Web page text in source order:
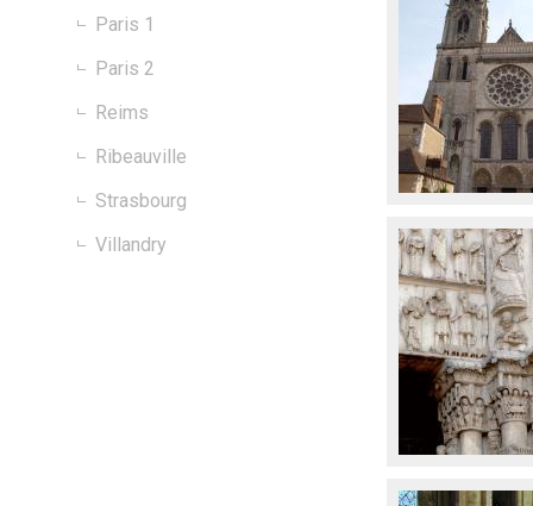
Paris 1
Paris 2
Reims
Ribeauville
Strasbourg
Villandry